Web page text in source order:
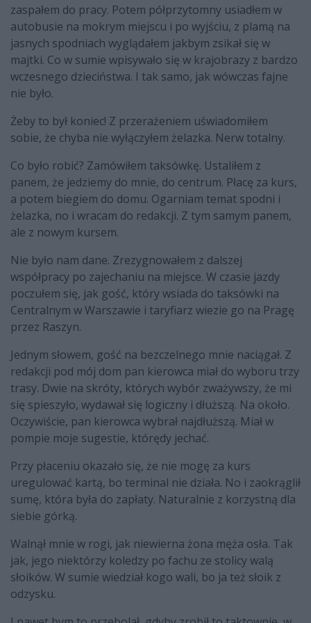
zaspałem do pracy. Potem półprzytomny usiadłem w
autobusie na mokrym miejscu i po wyjściu, z plamą na
jasnych spodniach wyglądałem jakbym zsikał się w
majtki. Co w sumie wpisywało się w krajobrazy z bardzo
wczesnego dzieciństwa. I tak samo, jak wówczas fajne
nie było.
Żeby to był koniec! Z przerażeniem uświadomiłem
sobie, że chyba nie wyłączyłem żelazka. Nerw totalny.
Co było robić? Zamówiłem taksówkę. Ustaliłem z
panem, że jedziemy do mnie, do centrum. Płacę za kurs,
a potem biegiem do domu. Ogarniam temat spodni i
żelazka, no i wracam do redakcji. Z tym samym panem,
ale z nowym kursem.
Nie było nam dane. Zrezygnowałem z dalszej
współpracy po zajechaniu na miejsce. W czasie jazdy
poczułem się, jak gość, który wsiada do taksówki na
Centralnym w Warszawie i taryfiarz wiezie go na Pragę
przez Raszyn.
Jednym słowem, gość na bezczelnego mnie naciągał. Z
redakcji pod mój dom pan kierowca miał do wyboru trzy
trasy. Dwie na skróty, których wybór zważywszy, że mi
się spieszyło, wydawał się logiczny i dłuższą. Na około.
Oczywiście, pan kierowca wybrał najdłuższą. Miał w
pompie moje sugestie, którędy jechać.
Przy płaceniu okazało się, że nie mogę za kurs
uregulować kartą, bo terminal nie działa. No i zaokrąglił
sumę, która była do zapłaty. Naturalnie z korzystną dla
siebie górką.
Walnął mnie w rogi, jak niewierna żona męża osła. Tak
jak, jego niektórzy koledzy po fachu ze stolicy walą
słoików. W sumie wiedział kogo wali, bo ja też słoik z
odzysku.